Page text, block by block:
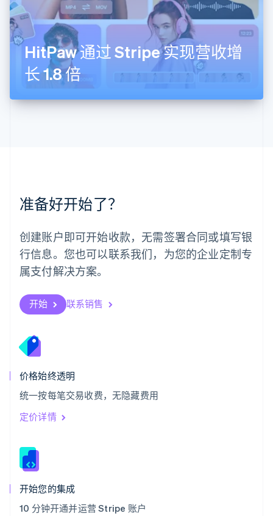
HitPaw 通过 Stripe 实现营收增
长 1.8 倍
准备好开始了？
创建账户即可开始收款，无需签署合同或填写银
行信息。您也可以联系我们，为您的企业定制专
属支付解决方案。
开始 联系销售
价格始终透明
统一按每笔交易收费，无隐藏费用
定价详情
开始您的集成
10 分钟开通并运营 Stripe 账户
FrançaisDeutschEnglish
罗马尼亚
English
马尔他
English
马来西亚
美国
日本
日本語English
SvenskaEnglish
瑞士
DeutschFrançais ItalianoEnglish
塞浦路斯
斯洛伐克
English
English
泰国
ไทย
希腊
English
西班牙
Español
新加坡
新西兰
匈牙利
English
ItalianoEnglish